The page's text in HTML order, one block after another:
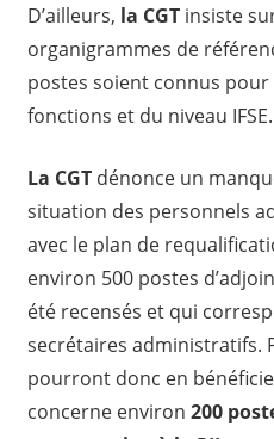
D’ailleurs, la CGTinsiste
organigrammes de
postes soient connus
fonctions et du niveau IFSE.
La CGTdénonce un
situation des personnels
avec le plan de
environ 500 postes
été recensés et qui
secrétaires administratifs.
pourront donc en
concerne environ 200